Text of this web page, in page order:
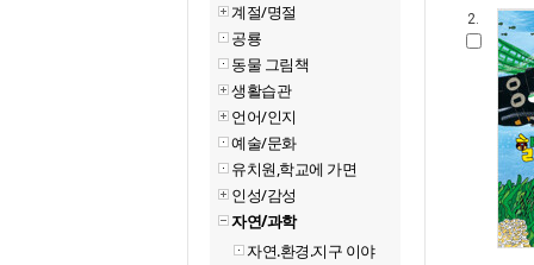
계절/명절
공룡
동물 그림책
생활습관
언어/인지
예술/문화
유치원,학교에 가면
인성/감성
자연/과학
자연.환경.지구 이야
2.